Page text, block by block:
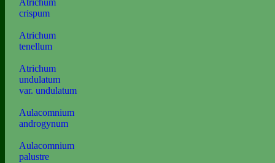
Atrichum
crispum
Atrichum
tenellum
Atrichum
undulatum
var. undulatum
Aulacomnium
androgynum
Aulacomnium
palustre